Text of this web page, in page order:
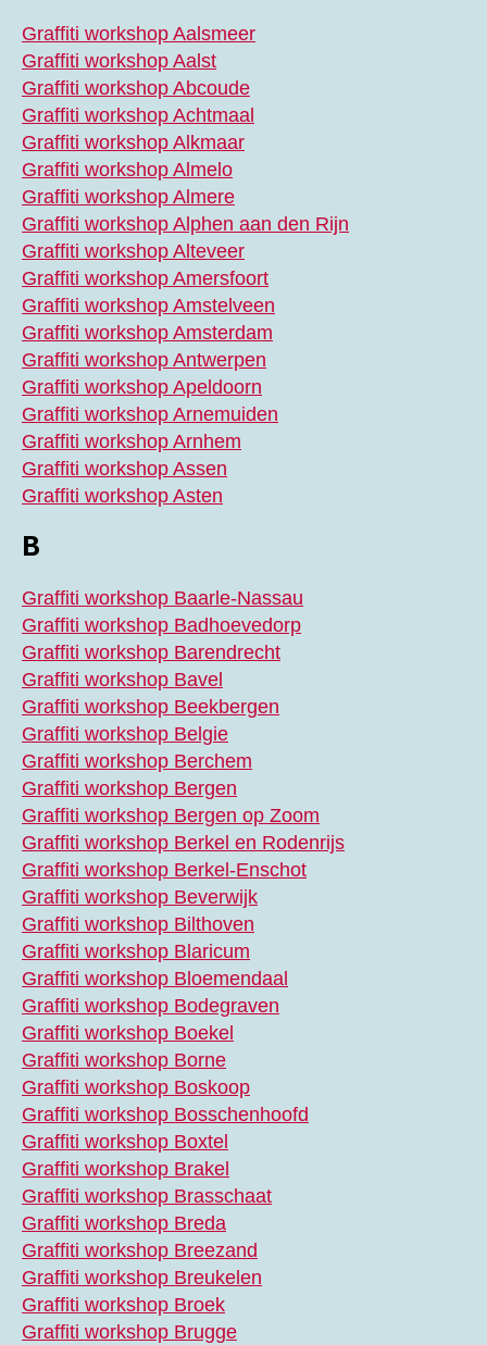
Graffiti workshop Aalsmeer
Graffiti workshop Aalst
Graffiti workshop Abcoude
Graffiti workshop Achtmaal
Graffiti workshop Alkmaar
Graffiti workshop Almelo
Graffiti workshop Almere
Graffiti workshop Alphen aan den Rijn
Graffiti workshop Alteveer
Graffiti workshop Amersfoort
Graffiti workshop Amstelveen
Graffiti workshop Amsterdam
Graffiti workshop Antwerpen
Graffiti workshop Apeldoorn
Graffiti workshop Arnemuiden
Graffiti workshop Arnhem
Graffiti workshop Assen
Graffiti workshop Asten
B
Graffiti workshop Baarle-Nassau
Graffiti workshop Badhoevedorp
Graffiti workshop Barendrecht
Graffiti workshop Bavel
Graffiti workshop Beekbergen
Graffiti workshop Belgie
Graffiti workshop Berchem
Graffiti workshop Bergen
Graffiti workshop Bergen op Zoom
Graffiti workshop Berkel en Rodenrijs
Graffiti workshop Berkel-Enschot
Graffiti workshop Beverwijk
Graffiti workshop Bilthoven
Graffiti workshop Blaricum
Graffiti workshop Bloemendaal
Graffiti workshop Bodegraven
Graffiti workshop Boekel
Graffiti workshop Borne
Graffiti workshop Boskoop
Graffiti workshop Bosschenhoofd
Graffiti workshop Boxtel
Graffiti workshop Brakel
Graffiti workshop Brasschaat
Graffiti workshop Breda
Graffiti workshop Breezand
Graffiti workshop Breukelen
Graffiti workshop Broek
Graffiti workshop Brugge